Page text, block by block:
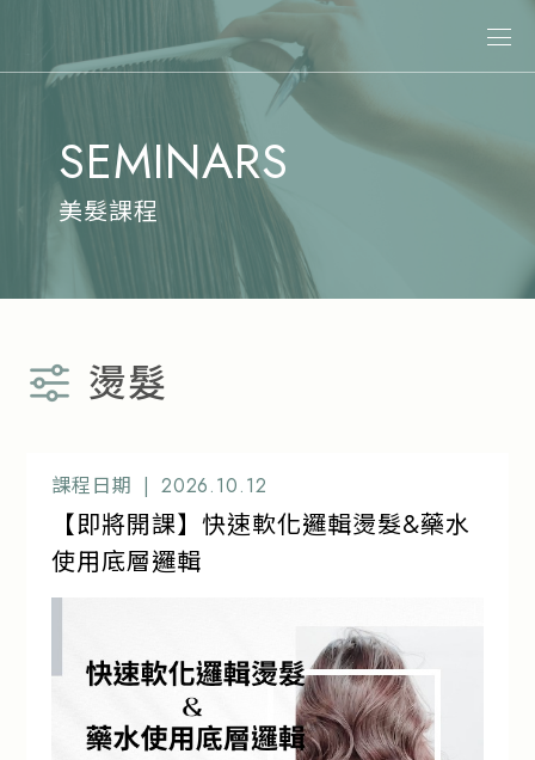
關於娜普菈
最新消息
商品情報
專業染髮
專業燙髮
美髮課程
人才招募
SEMINARS
美髮課程
燙髮
課程日期 | 2026.10.12
【即將開課】快速軟化邏輯燙髮&藥水
使用底層邏輯